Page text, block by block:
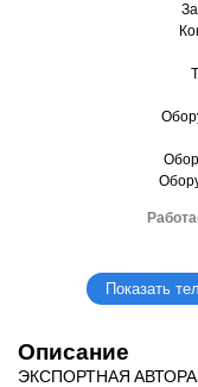
Показать
Описание
ЭКСПОРТНАЯ